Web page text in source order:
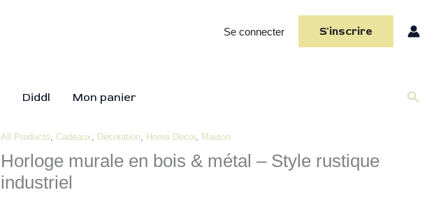
Se connecter S'inscrire
Diddl Mon panier
All Products,Cadeaux, Décoration, Home Decor, Maison
Horloge murale en bois & métal – Style rustique
industriel
Le
initial
était :
Le
prix
actuel
quantité
de
Horloge
murale